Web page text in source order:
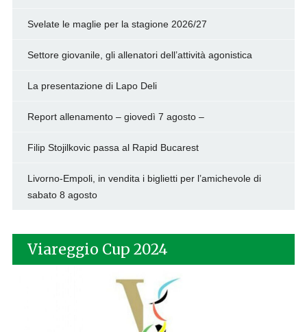
Svelate le maglie per la stagione 2026/27
Settore giovanile, gli allenatori dell’attività agonistica
La presentazione di Lapo Deli
Report allenamento – giovedì 7 agosto –
Filip Stojilkovic passa al Rapid Bucarest
Livorno-Empoli, in vendita i biglietti per l’amichevole di
sabato 8 agosto
Viareggio Cup 2024